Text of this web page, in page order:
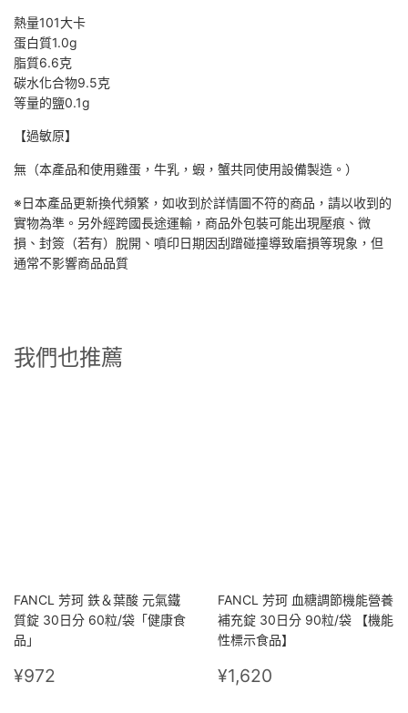
熱量101大卡
蛋白質1.0g
脂質6.6克
碳水化合物9.5克
等量的鹽0.1g
【過敏原】
無（本產品和使用雞蛋，牛乳，蝦，蟹共同使用設備製造。）
※日本產品更新換代頻繁，如收到於詳情圖不符的商品，請以收到的
實物為準。另外經跨國長途運輸，商品外包裝可能出現壓痕、微
損、封簽（若有）脫開、噴印日期因刮蹭碰撞導致磨損等現象，但
通常不影響商品品質
我們也推薦
FANCL 芳珂 鉄＆葉酸 元氣鐵
質錠 30日分 60粒/袋「健康食
品」
定
¥972
FANCL 芳珂 血糖調節機能營養
補充錠 30日分 90粒/袋 【機能
性標示食品】
定
價
¥1,620